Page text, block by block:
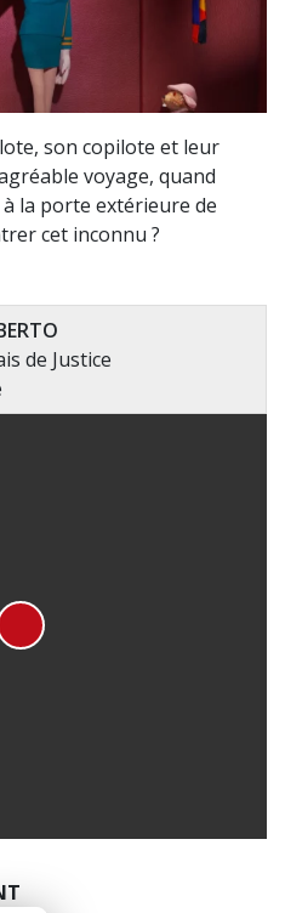
son copilote et leur
voyage, quand
la porte extérieure de
cet inconnu ?
de Justice